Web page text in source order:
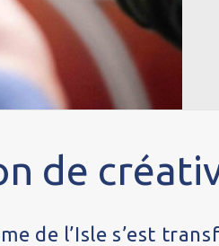
de
de l’Isle s’est